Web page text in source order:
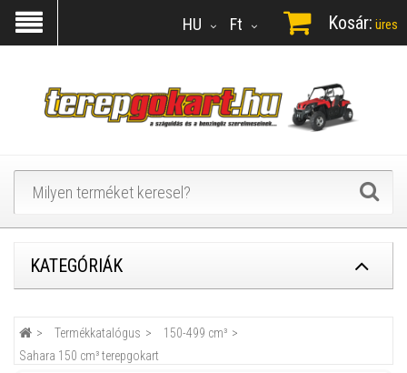
Ft
HU Kosár: üres
KATEGÓRIÁK
Termékkatalógus
150-499 cm³
Sahara 150 cm³ terepgokart